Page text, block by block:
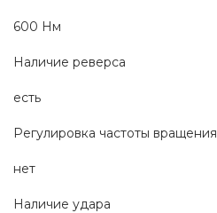
600 Нм
Наличие реверса
есть
Регулировка частоты вращения
нет
Наличие удара